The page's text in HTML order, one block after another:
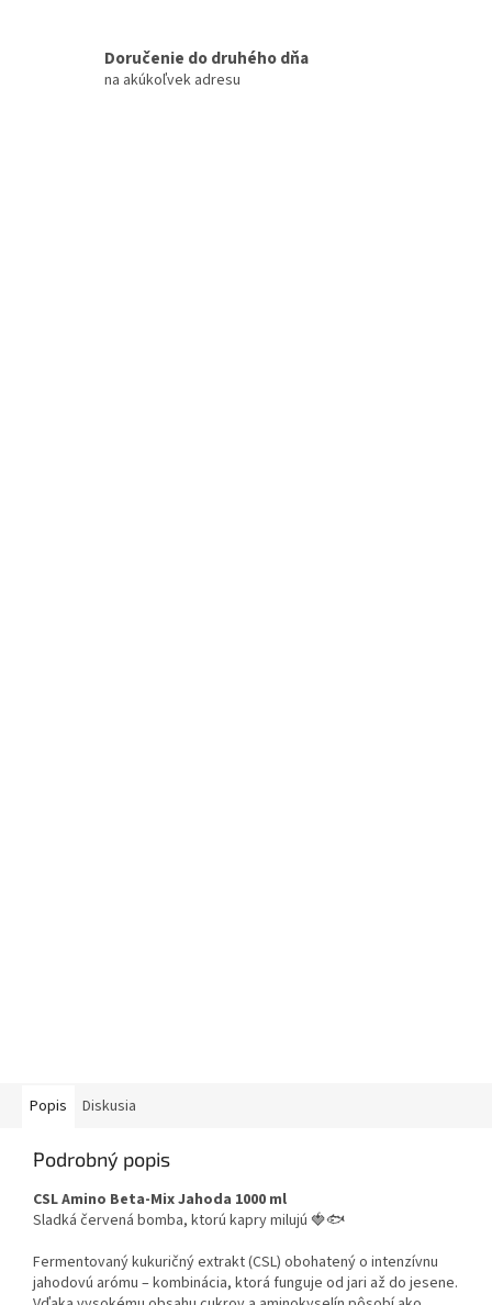
Doručenie do druhého dňa
na akúkoľvek adresu
Popis Diskusia
Podrobný popis
CSL Amino Beta-Mix Jahoda 1000 ml
Sladká červená bomba, ktorú kapry milujú 🍓🐟
Fermentovaný kukuričný extrakt (CSL) obohatený o intenzívnu
jahodovú arómu – kombinácia, ktorá funguje od jari až do jesene.